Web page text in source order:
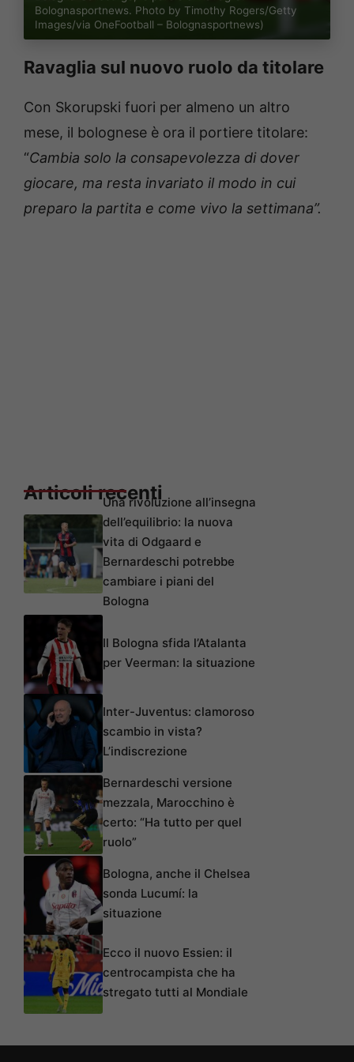
Bolognasportnews. Photo by Timothy Rogers/Getty
Images/via OneFootball – Bolognasportnews)
Ravaglia sul nuovo ruolo da titolare
Con Skorupski fuori per almeno un altro
mese, il bolognese è ora il portiere titolare:
“Cambia solo la consapevolezza di dover
giocare, ma resta invariato il modo in cui
preparo la partita e come vivo la settimana”.
Articoli recentiUna rivoluzione all’insegna
dell’equilibrio: la nuova
vita di Odgaard e
Bernardeschi potrebbe
cambiare i piani del
Bologna
Il Bologna sfida l’Atalanta
per Veerman: la situazione
Inter-Juventus: clamoroso
scambio in vista?
L’indiscrezione
Bernardeschi versione
mezzala, Marocchino è
certo: “Ha tutto per quel
ruolo”
Bologna, anche il Chelsea
sonda Lucumí: la
situazione
Ecco il nuovo Essien: il
centrocampista che ha
stregato tutti al Mondiale